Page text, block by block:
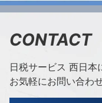
CONTACT
日税サービス 西日本
お気軽にお問い合わ